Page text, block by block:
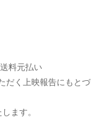
料元払い
だく上映報告にもと
ます。